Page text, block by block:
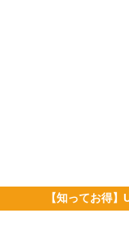
【知ってお得